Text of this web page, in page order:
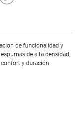
de funcionalidad y
de alta densidad,
confort y duración